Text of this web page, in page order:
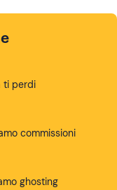
ti perdi
commissioni
ghosting